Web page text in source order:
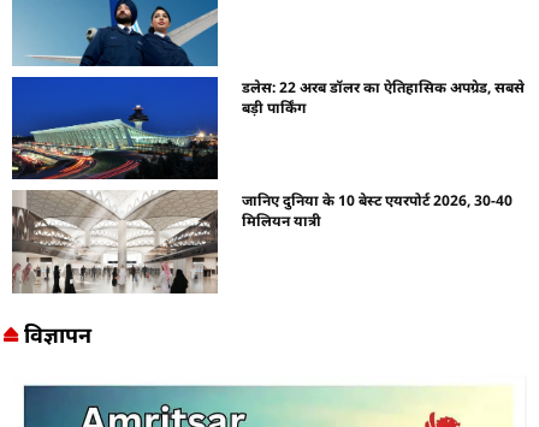
डलेस: 22 अरब डॉलर का ऐतिहासिक अपग्रेड, सबसे
बड़ी पार्किंग
जानिए दुनिया के 10 बेस्ट एयरपोर्ट 2026, 30-40
मिलियन यात्री
विज्ञापन